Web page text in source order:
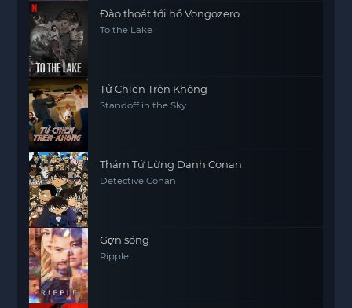
Đào thoát tới hồ Vongozero
To the Lake
Tử Chiến Trên Không
Standoff in the Sky
Thám Tử Lừng Danh Conan
Detective Conan
Gợn sóng
Ripple